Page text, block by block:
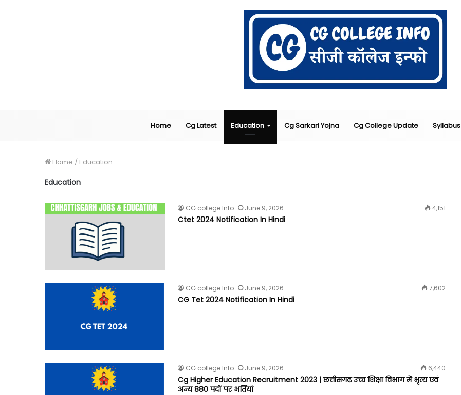
Home Cg Latest Education Cg Sarkari Yojna Cg College Update Syllabus
Home / Education
Education
CG college Info June 9, 2026 4,151
Ctet 2024 Notification In Hindi
CG college Info June 9, 2026 7,602
CG Tet 2024 Notification In Hindi
CG college Info June 9, 2026 6,440
Cg Higher Education Recruitment 2023 | छत्तीसगढ़ उच्च शिक्षा विभाग में भृत्य एवं
अन्य 880 पदों पर भर्तियां